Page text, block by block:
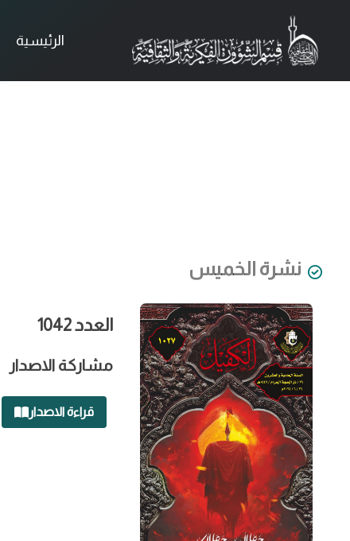
الرئيسية
نشرة الخميس
العدد 1042
مشاركة الاصدار
قراءة الاصدار